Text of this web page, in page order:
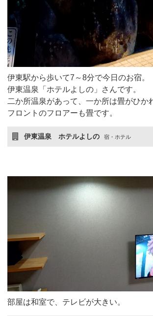
伊東駅から歩いて7～8分で今日のお宿。
伊東温泉「ホテルよしの」さんです。
二か所温泉があって、一か所は畳がひか
フロントのフロアーも畳です。
伊東温泉 ホテルよしの 宿・ホテル
部屋は和室で、テレビが大きい。